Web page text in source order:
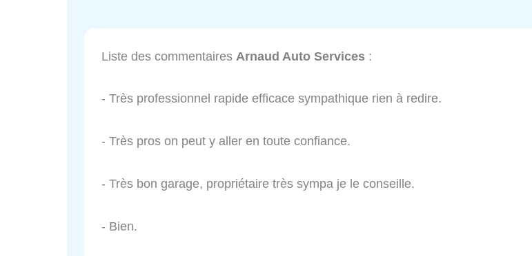
Liste des commentaires Arnaud Auto Services :
- Très professionnel rapide efficace sympathique rien à redire.
- Très pros on peut y aller en toute confiance.
- Très bon garage, propriétaire très sympa je le conseille.
- Bien.